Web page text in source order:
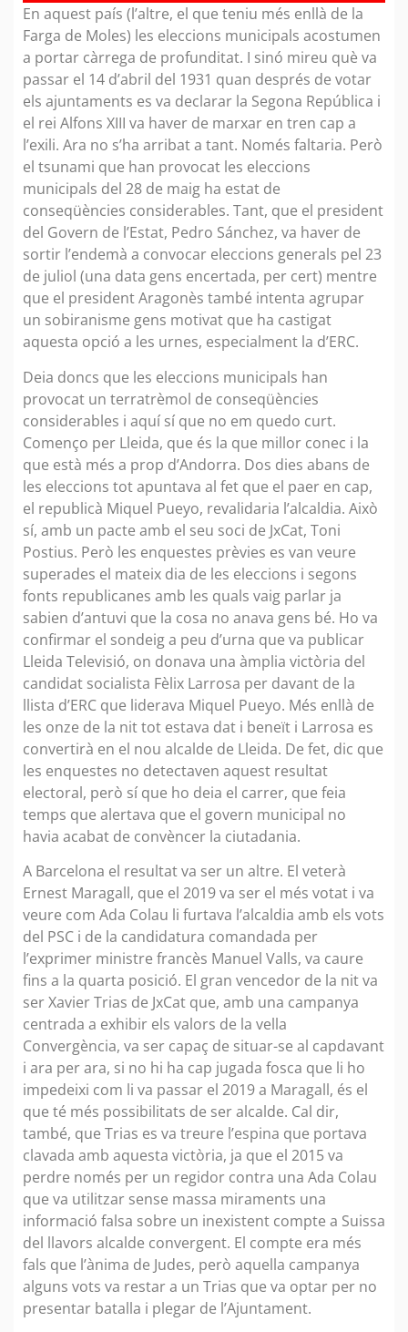
En aquest país (l’altre, el que teniu més enllà de la
Farga de Moles) les eleccions municipals acostumen
a portar càrrega de profunditat. I sinó mireu què va
passar el 14 d’abril del 1931 quan després de votar
els ajuntaments es va declarar la Segona República i
el rei Alfons XIII va haver de marxar en tren cap a
l’exili. Ara no s’ha arribat a tant. Només faltaria. Però
el tsunami que han provocat les eleccions
municipals del 28 de maig ha estat de
conseqüències considerables. Tant, que el president
del Govern de l’Estat, Pedro Sánchez, va haver de
sortir l’endemà a convocar eleccions generals pel 23
de juliol (una data gens encertada, per cert) mentre
que el president Aragonès també intenta agrupar
un sobiranisme gens motivat que ha castigat
aquesta opció a les urnes, especialment la d’ERC.
Deia doncs que les eleccions municipals han
provocat un terratrèmol de conseqüències
considerables i aquí sí que no em quedo curt.
Començo per Lleida, que és la que millor conec i la
que està més a prop d’Andorra. Dos dies abans de
les eleccions tot apuntava al fet que el paer en cap,
el republicà Miquel Pueyo, revalidaria l’alcaldia. Això
sí, amb un pacte amb el seu soci de JxCat, Toni
Postius. Però les enquestes prèvies es van veure
superades el mateix dia de les eleccions i segons
fonts republicanes amb les quals vaig parlar ja
sabien d’antuvi que la cosa no anava gens bé. Ho va
confirmar el sondeig a peu d’urna que va publicar
Lleida Televisió, on donava una àmplia victòria del
candidat socialista Fèlix Larrosa per davant de la
llista d’ERC que liderava Miquel Pueyo. Més enllà de
les onze de la nit tot estava dat i beneït i Larrosa es
convertirà en el nou alcalde de Lleida. De fet, dic que
les enquestes no detectaven aquest resultat
electoral, però sí que ho deia el carrer, que feia
temps que alertava que el govern municipal no
havia acabat de convèncer la ciutadania.
A Barcelona el resultat va ser un altre. El veterà
Ernest Maragall, que el 2019 va ser el més votat i va
veure com Ada Colau li furtava l’alcaldia amb els vots
del PSC i de la candidatura comandada per
l’exprimer ministre francès Manuel Valls, va caure
fins a la quarta posició. El gran vencedor de la nit va
ser Xavier Trias de JxCat que, amb una campanya
centrada a exhibir els valors de la vella
Convergència, va ser capaç de situar-se al capdavant
i ara per ara, si no hi ha cap jugada fosca que li ho
impedeixi com li va passar el 2019 a Maragall, és el
que té més possibilitats de ser alcalde. Cal dir,
també, que Trias es va treure l’espina que portava
clavada amb aquesta victòria, ja que el 2015 va
perdre només per un regidor contra una Ada Colau
que va utilitzar sense massa miraments una
informació falsa sobre un inexistent compte a Suissa
del llavors alcalde convergent. El compte era més
fals que l’ànima de Judes, però aquella campanya
alguns vots va restar a un Trias que va optar per no
presentar batalla i plegar de l’Ajuntament.